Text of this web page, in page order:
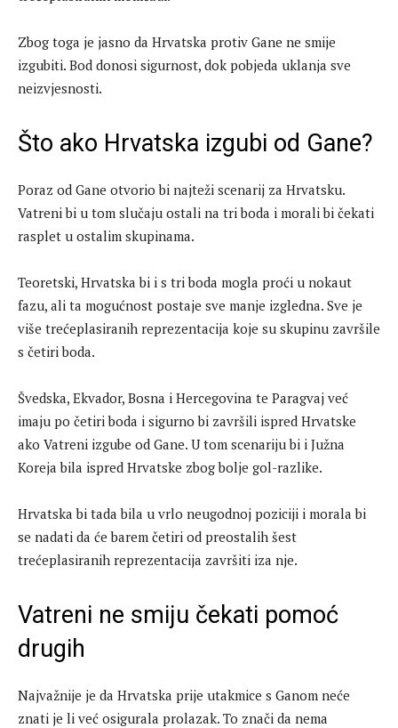
Zbog toga je jasno da Hrvatska protiv Gane ne smije
izgubiti. Bod donosi sigurnost, dok pobjeda uklanja sve
neizvjesnosti.
Što ako Hrvatska izgubi od Gane?
Poraz od Gane otvorio bi najteži scenarij za Hrvatsku.
Vatreni bi u tom slučaju ostali na tri boda i morali bi čekati
rasplet u ostalim skupinama.
Teoretski, Hrvatska bi i s tri boda mogla proći u nokaut
fazu, ali ta mogućnost postaje sve manje izgledna. Sve je
više trećeplasiranih reprezentacija koje su skupinu završile
s četiri boda.
Švedska, Ekvador, Bosna i Hercegovina te Paragvaj već
imaju po četiri boda i sigurno bi završili ispred Hrvatske
ako Vatreni izgube od Gane. U tom scenariju bi i Južna
Koreja bila ispred Hrvatske zbog bolje gol-razlike.
Hrvatska bi tada bila u vrlo neugodnoj poziciji i morala bi
se nadati da će barem četiri od preostalih šest
trećeplasiranih reprezentacija završiti iza nje.
Vatreni ne smiju čekati pomoć
drugih
Najvažnije je da Hrvatska prije utakmice s Ganom neće
znati je li već osigurala prolazak. To znači da nema